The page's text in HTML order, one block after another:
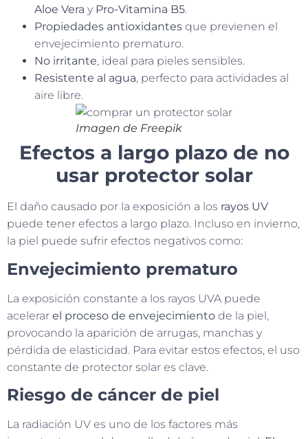
Aloe Vera y Pro-Vitamina B5.
Propiedades antioxidantes que previenen el
envejecimiento prematuro.
No irritante, ideal para pieles sensibles.
Resistente al agua, perfecto para actividades al
aire libre.
Imagen de Freepik
Efectos a largo plazo de no
usar protector solar
El daño causado por la exposición a los rayos UV
puede tener efectos a largo plazo. Incluso en invierno,
la piel puede sufrir efectos negativos como:
Envejecimiento prematuro
La exposición constante a los rayos UVA puede
acelerar el proceso de envejecimiento de la piel,
provocando la aparición de arrugas, manchas y
pérdida de elasticidad. Para evitar estos efectos, el uso
constante de protector solar es clave.
Riesgo de cáncer de piel
La radiación UV es uno de los factores más